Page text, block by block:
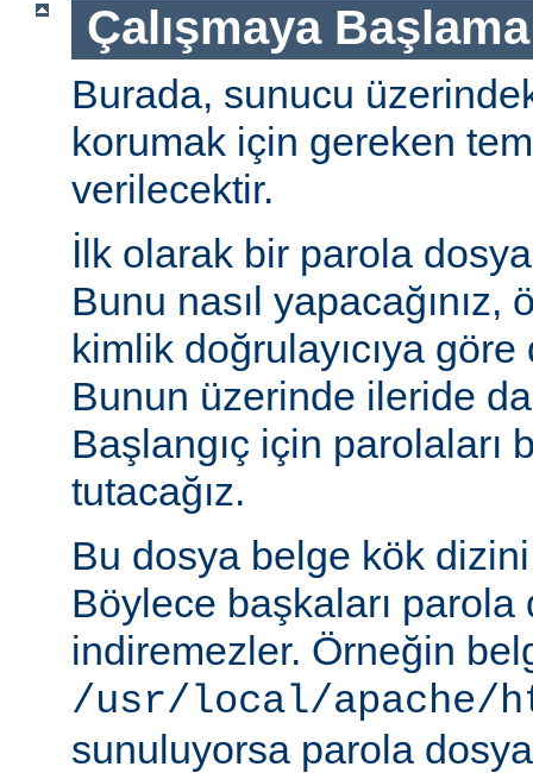
Çalışmaya Başlama
Burada, sunucu
korumak için gereken
verilecektir.
İlk olarak bir parola
Bunu nasıl
kimlik doğrulayıcıya
Bunun üzerinde ileride
Başlangıç için parolaları
tutacağız.
Bu dosya belge kök dizini
Böylece başkaları parola
indiremezler. Örneğin
/usr/local/apache/
sunuluyorsa parola